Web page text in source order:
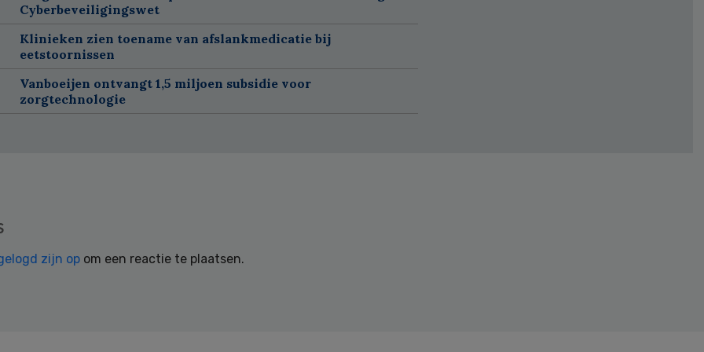
Cyberbeveiligingswet
Klinieken zien toename van afslankmedicatie bij
eetstoornissen
Vanboeijen ontvangt 1,5 miljoen subsidie voor
zorgtechnologie
zijn op om een reactie te plaatsen.